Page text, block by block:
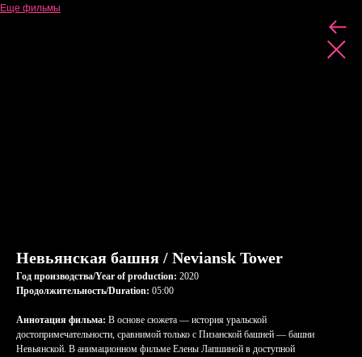
Еще фильмы
Невьянская башня / Neviansk Tower
Год производства/Year of production: 2020
Продолжительность/Duration: 05:00
Аннотация фильма: В основе сюжета — история уральской
достопримечательности, сравнимой только с Пизанской башней — башни
Невьянской. В анимационном фильме Елены Лапшиной в доступной